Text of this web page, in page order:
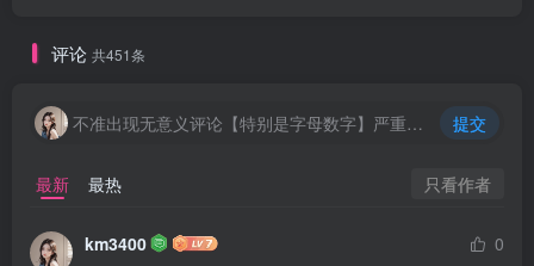
评论 共451条
不准出现无意义评论【特别是字母数字】严重封号处理 提交
最新 最热 只看作者
km3400
0